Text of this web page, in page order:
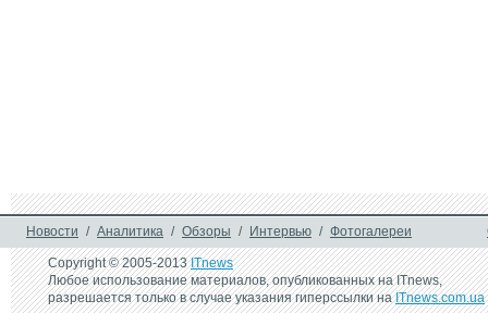
Новости / Аналитика / Обзоры / Интервью / Фотогалереи
Copyright © 2005-2013ITnews
Любое использование материалов, опубликованных на ITnews,
разрешается только в случае указания гиперссылки наITnews.com.ua